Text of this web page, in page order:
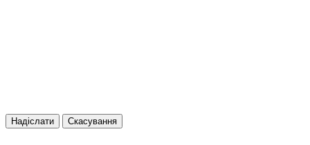
Надіслати Скасування